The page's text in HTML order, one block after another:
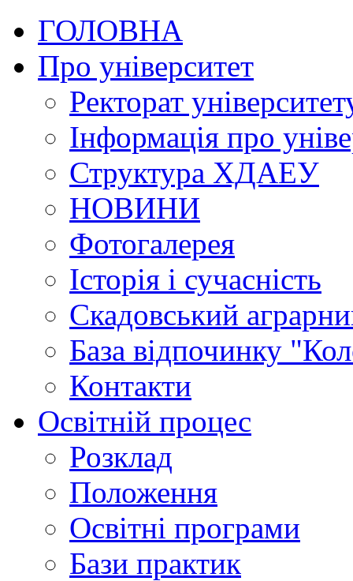
ГОЛОВНА
Про університет
Ректорат
Інформація про
Структура ХДАЕУ
НОВИНИ
Фотогалерея
Історія і сучасність
Скадовський
База відпочинку
Контакти
Освітній процес
Розклад
Положення
Освітні програми
Бази практик